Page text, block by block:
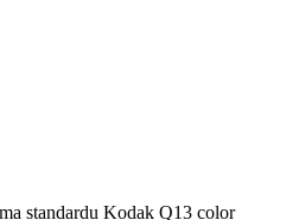
standardu Kodak Q13 color